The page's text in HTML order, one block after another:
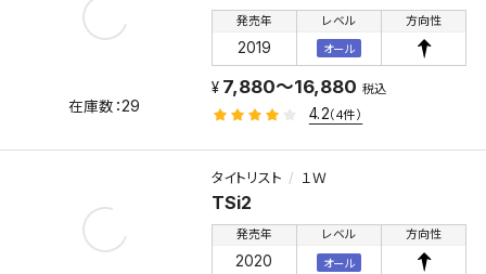
発売年
2019
レベル
オール
方向性
29
7,880～16,880 税込
4.2（4件）
タイトリスト １Ｗ
TSi2
発売年
2020
レベル
オール
方向性